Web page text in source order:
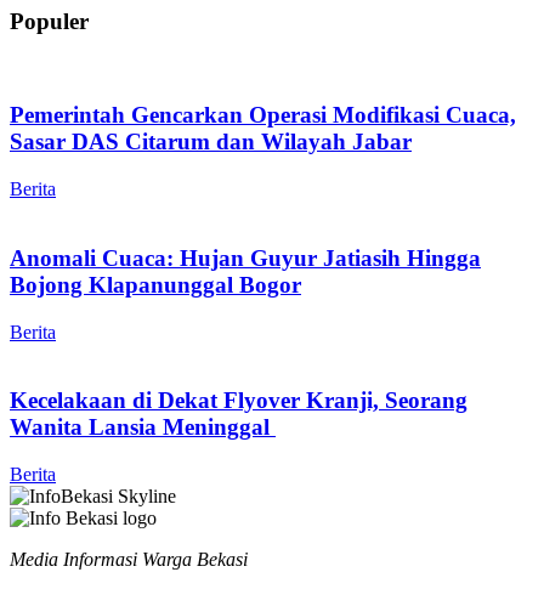
Populer
Pemerintah Gencarkan Operasi Modifikasi Cuaca,
Sasar DAS Citarum dan Wilayah Jabar
Berita
Anomali Cuaca: Hujan Guyur Jatiasih Hingga
Bojong Klapanunggal Bogor
Berita
Kecelakaan di Dekat Flyover Kranji, Seorang
Wanita Lansia Meninggal
Berita
Media Informasi Warga Bekasi